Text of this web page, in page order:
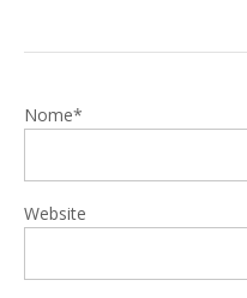
Nome*
Website